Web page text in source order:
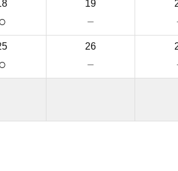
19
－
26
－